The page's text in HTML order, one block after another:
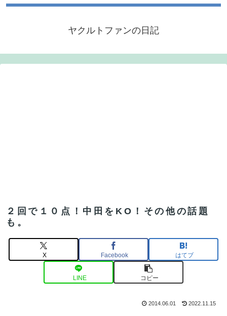
ヤクルトファンの日記
２回で１０点！中田をKO！その他の話題
も。
X Facebook はてブ
LINE コピー
2014.06.01 2022.11.15